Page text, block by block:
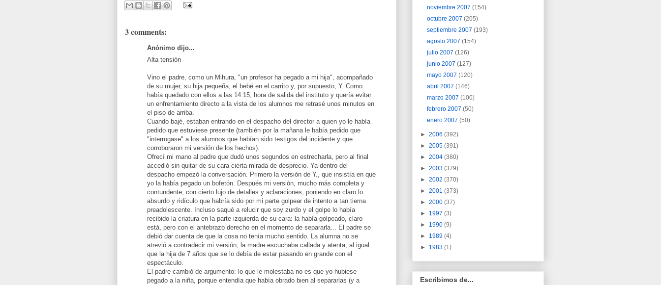
3 comments:
Anónimo dijo...
Alta tensión
Vino el padre, como un Mihura, "un profesor ha pegado a mi hija", acompañado
de su mujer, su hija pequeña, el bebé en el carrito y, por supuesto, Y. Como
había quedado con ellos a las 14.15, hora de salida del instituto y quería evitar
un enfrentamiento directo a la vista de los alumnos me retrasé unos minutos en
el piso de arriba.
Cuando bajé, estaban entrando en el despacho del director a quien yo le había
pedido que estuviese presente (también por la mañana le había pedido que
"interrogase" a los alumnos que habían sido testigos del incidente y que
corroboraron mi versión de los hechos).
Ofrecí mi mano al padre que dudó unos segundos en estrecharla, pero al final
accedió sin quitar de su cara cierta mirada de desprecio. Ya dentro del
despacho empezó la conversación. Primero la versión de Y., que insistía en que
yo la había pegado un bofetón. Después mi versión, mucho más completa y
contundente, con cierto lujo de detalles y aclaraciones, poniendo en claro lo
absurdo y ridículo que habría sido por mi parte golpear de intento a tan tierna
preadolescente. Incluso saqué a relucir que soy zurdo y el golpe lo había
recibido la criatura en la parte izquierda de su cara: la había golpeado, claro
está, pero con el antebrazo derecho en el momento de separarla... El padre se
debió dar cuenta de que la cosa no tenía mucho sentido. La alumna no se
atrevió a contradecir mi versión, la madre escuchaba callada y atenta, al igual
que la hija de 7 años que se lo debía de estar pasando en grande con el
espectáculo.
El padre cambió de argumento: lo que le molestaba no es que yo hubiese
pegado a la niña, porque entendía que había obrado bien al separarlas (y a
noviembre 2007(154)
octubre 2007(205)
septiembre 2007(193)
agosto 2007(154)
julio 2007(126)
junio 2007(127)
mayo 2007(120)
abril 2007(146)
marzo 2007(100)
febrero 2007(50)
enero 2007(50)
► 2006 (392)
► 2005 (391)
► 2004 (380)
► 2003 (379)
► 2002 (370)
► 2001 (373)
► 2000 (37)
► 1997 (3)
► 1990 (9)
► 1989 (4)
► 1983 (1)
Escribimos de...